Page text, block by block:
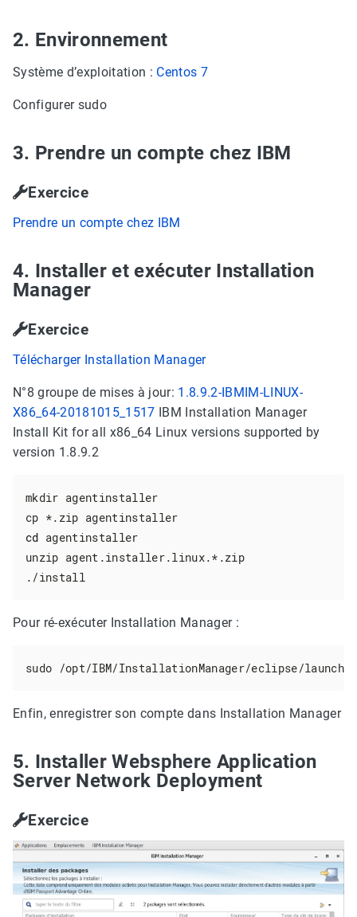
2. Environnement
Système d’exploitation : Centos 7
Configurer sudo
3. Prendre un compte chez IBM
Exercice
Prendre un compte chez IBM
4. Installer et exécuter Installation
Manager
Exercice
Télécharger Installation Manager
N°8 groupe de mises à jour: 1.8.9.2-IBMIM-LINUX-
X86_64-20181015_1517 IBM Installation Manager
Install Kit for all x86_64 Linux versions supported by
version 1.8.9.2
mkdir agentinstaller
cd agentinstaller
unzip agent.installer.linux.*.zip
./install
Pour ré-exécuter Installation Manager :
sudo /opt/IBM/InstallationManager/eclipse/launcher
Enfin, enregistrer son compte dans Installation Manager
5. Installer Websphere Application
Server Network Deployment
Exercice